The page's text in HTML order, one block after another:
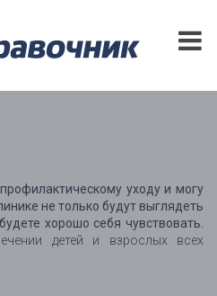
уходу и могу
не только будут выглядеть
хорошо себя чувствовать.
детей и взрослых всех